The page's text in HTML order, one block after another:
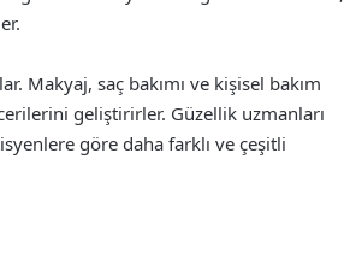
Makyaj, saç bakımı ve kişisel bakım
geliştirirler. Güzellik uzmanları
göre daha farklı ve çeşitli